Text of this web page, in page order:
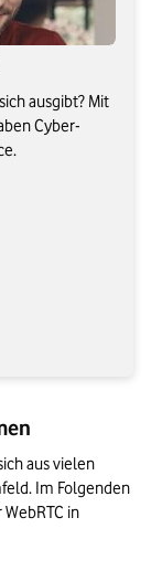
ausgibt? Mit
Cyber-
aus vielen
Im Folgenden
in